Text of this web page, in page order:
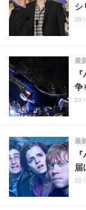
シ
争
最
届
最